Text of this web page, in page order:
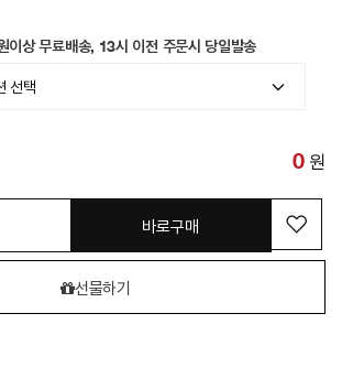
이상 무료배송, 13시 이전 주문시 당일발송
0 원
바로구매
선물하기